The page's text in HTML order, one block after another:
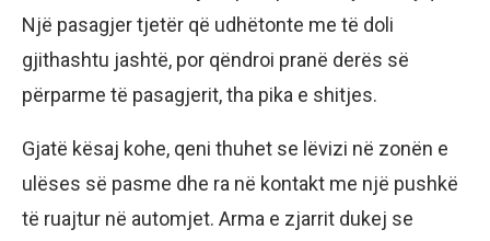
Një pasagjer tjetër që udhëtonte me të doli
gjithashtu jashtë, por qëndroi pranë derës së
përparme të pasagjerit, tha pika e shitjes.
Gjatë kësaj kohe, qeni thuhet se lëvizi në zonën e
ulëses së pasme dhe ra në kontakt me një pushkë
të ruajtur në automjet. Arma e zjarrit dukej se